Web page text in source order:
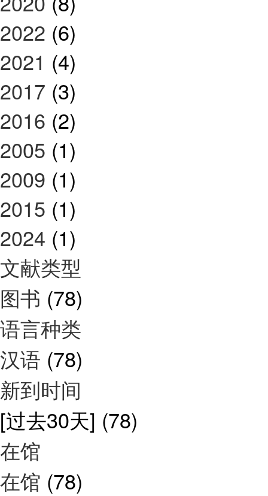
2022 (6)
2021 (4)
2017 (3)
2016 (2)
2005 (1)
2009 (1)
2015 (1)
2024 (1)
文献类型
图书 (78)
语言种类
汉语 (78)
新到时间
[过去30天] (78)
在馆
在馆 (78)